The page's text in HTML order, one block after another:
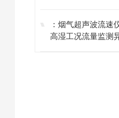
：烟气超声波流速
高湿工况流量监测